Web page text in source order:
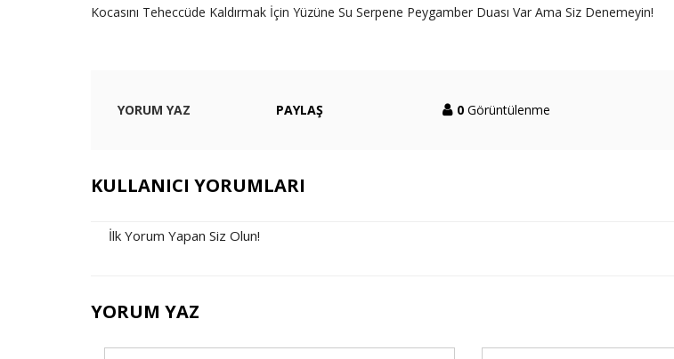
Kocasını Teheccüde Kaldırmak İçin Yüzüne Su Serpene Peygamber Duası Var Ama Siz Denemeyin!
YORUM YAZ PAYLAŞ 0 Görüntülenme
KULLANICI YORUMLARI
İlk Yorum Yapan Siz Olun!
YORUM YAZ